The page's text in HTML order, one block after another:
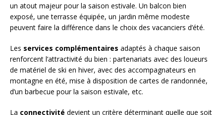
un atout majeur pour la saison estivale. Un balcon bien
exposé, une terrasse équipée, un jardin même modeste
peuvent faire la différence dans le choix des vacanciers d’été.
Les services complémentaires adaptés à chaque saison
renforcent l’attractivité du bien : partenariats avec des loueurs
de matériel de ski en hiver, avec des accompagnateurs en
montagne en été, mise à disposition de cartes de randonnée,
d’un barbecue pour la saison estivale, etc.
La connectivité devient un critère déterminant quelle que soit